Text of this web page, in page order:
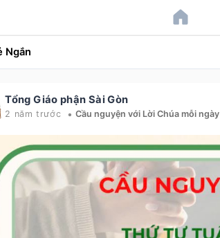
Ngắn
Tổng Giáo phận Sài Gòn
2 năm trước • Cầu nguyện với Lời Chúa mỗi ngày